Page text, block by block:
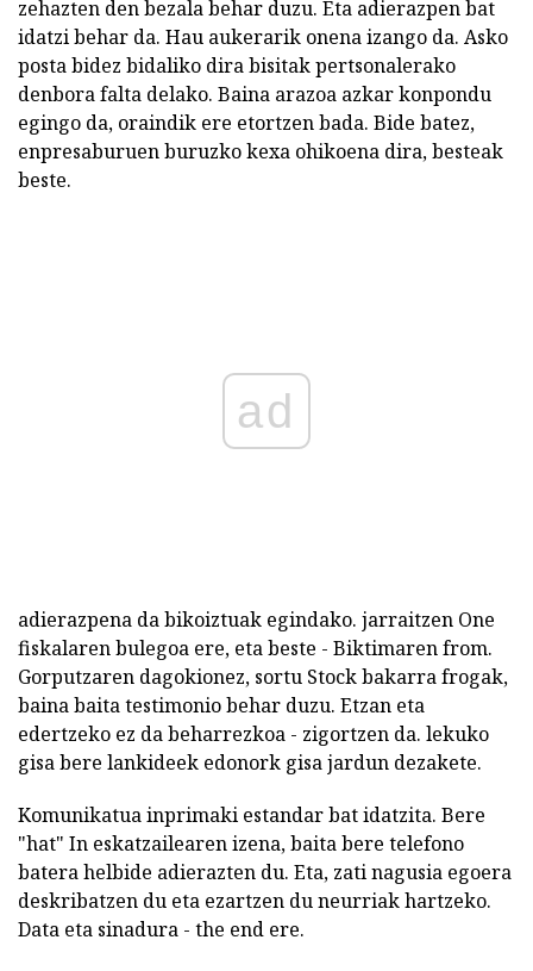
zehazten den bezala behar duzu. Eta adierazpen bat
idatzi behar da. Hau aukerarik onena izango da. Asko
posta bidez bidaliko dira bisitak pertsonalerako
denbora falta delako. Baina arazoa azkar konpondu
egingo da, oraindik ere etortzen bada. Bide batez,
enpresaburuen buruzko kexa ohikoena dira, besteak
beste.
ad
adierazpena da bikoiztuak egindako. jarraitzen One
fiskalaren bulegoa ere, eta beste - Biktimaren from.
Gorputzaren dagokionez, sortu Stock bakarra frogak,
baina baita testimonio behar duzu. Etzan eta
edertzeko ez da beharrezkoa - zigortzen da. lekuko
gisa bere lankideek edonork gisa jardun dezakete.
Komunikatua inprimaki estandar bat idatzita. Bere
"hat" In eskatzailearen izena, baita bere telefono
batera helbide adierazten du. Eta, zati nagusia egoera
deskribatzen du eta ezartzen du neurriak hartzeko.
Data eta sinadura - the end ere.